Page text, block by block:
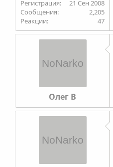
21 Сен 2008
2,205
47
Олег В